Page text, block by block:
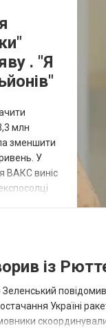
. "Я
млн
зменшити
У
ВАКС виніс
просили
розмірііз
Україні